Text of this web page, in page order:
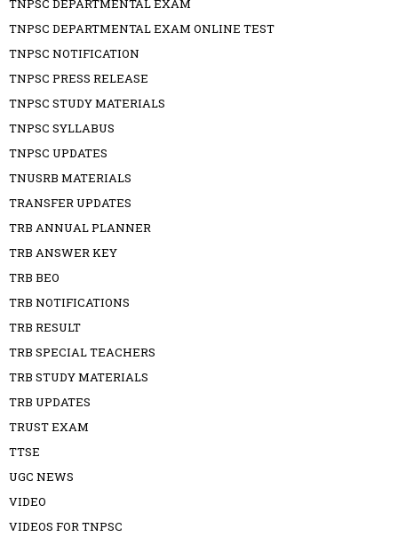
TNPSC DEPARTMENTAL EXAM
TNPSC DEPARTMENTAL EXAM ONLINE TEST
TNPSC NOTIFICATION
TNPSC PRESS RELEASE
TNPSC STUDY MATERIALS
TNPSC SYLLABUS
TNPSC UPDATES
TNUSRB MATERIALS
TRANSFER UPDATES
TRB ANNUAL PLANNER
TRB ANSWER KEY
TRB BEO
TRB NOTIFICATIONS
TRB RESULT
TRB SPECIAL TEACHERS
TRB STUDY MATERIALS
TRB UPDATES
TRUST EXAM
TTSE
UGC NEWS
VIDEO
VIDEOS FOR TNPSC